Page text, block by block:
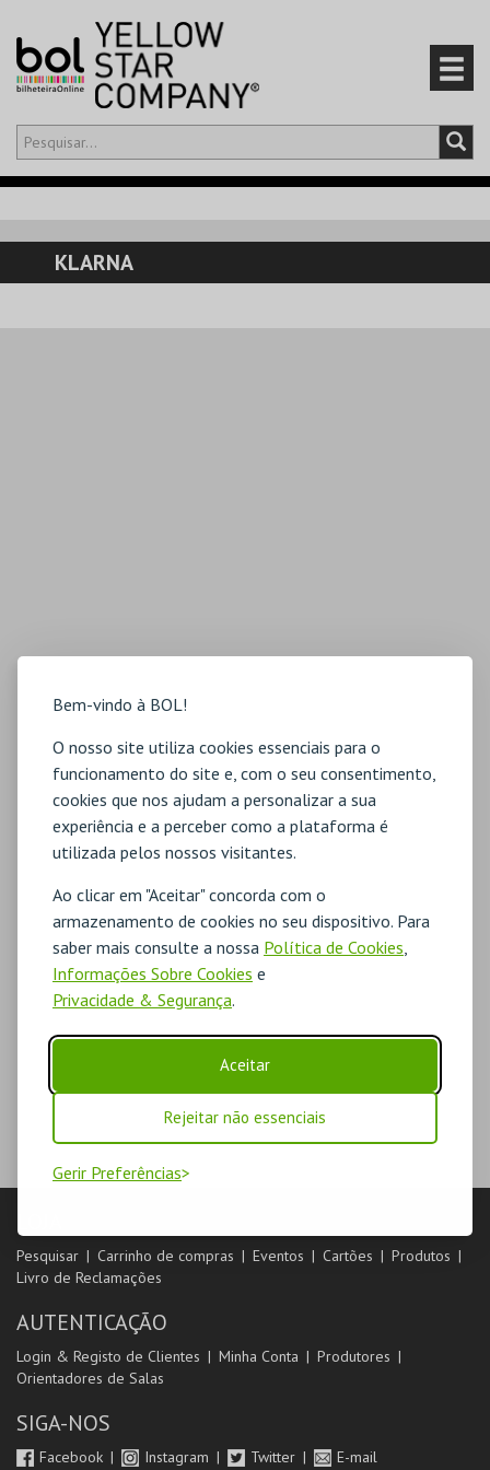
Bem-vindo à BOL!
O nosso site utiliza cookies essenciais para o
funcionamento do site e, com o seu consentimento,
cookies que nos ajudam a personalizar a sua
experiência e a perceber como a plataforma é
utilizada pelos nossos visitantes.
Ao clicar em "Aceitar" concorda com o
armazenamento de cookies no seu dispositivo. Para
saber mais consulte a nossa Política de Cookies,
Informações Sobre Cookies e
Privacidade & Segurança.
Aceitar
Rejeitar não essenciais
Gerir Preferências
Olá,iniciar sessão
CARRINHO
EVENTOS
KLARNA
Pesquisar Carrinho de compras Eventos Cartões
Produtos
Livro de Reclamações
AUTENTICAÇÃO
Login & Registo de Clientes Minha Conta
Produtores
Orientadores de Salas
SIGA-NOS
Facebook Instagram Twitter E-mail